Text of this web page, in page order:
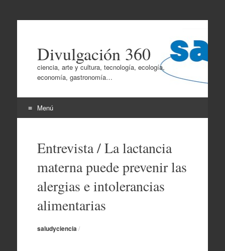
Divulgación 360
ciencia, arte y cultura, tecnología, ecología,
economía, gastronomía…
Menú
contenidoEntrevista / La lactancia
materna puede prevenir las
alergias e intolerancias
alimentarias
saludyciencia /